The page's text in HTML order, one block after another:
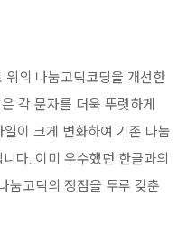
위의 나눔고딕코딩을 개선한
각 문자를 더욱 뚜렷하게
이 크게 변화하여 기존 나눔
다. 이미 우수했던 한글과의
눔고딕의 장점을 두루 갖춘